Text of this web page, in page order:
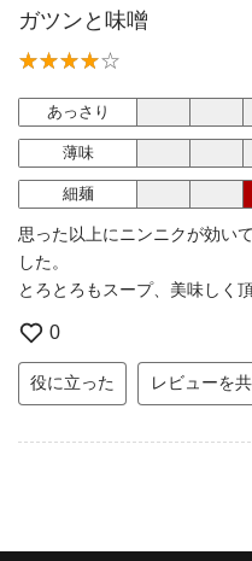
ガツンと味噌
あっさり
薄味
細麺
思った以上にニンニクが効い
した。
とろとろもスープ、美味しく
0
役に立った レビューを